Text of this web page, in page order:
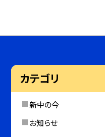
カテゴリ
新中の今
お知らせ